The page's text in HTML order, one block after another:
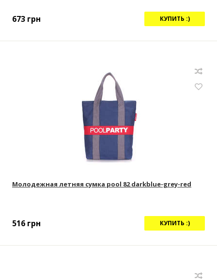
673 грн КУПИТЬ :)
Молодежная летняя сумка pool 82 darkblue-grey-red
516 грн КУПИТЬ :)